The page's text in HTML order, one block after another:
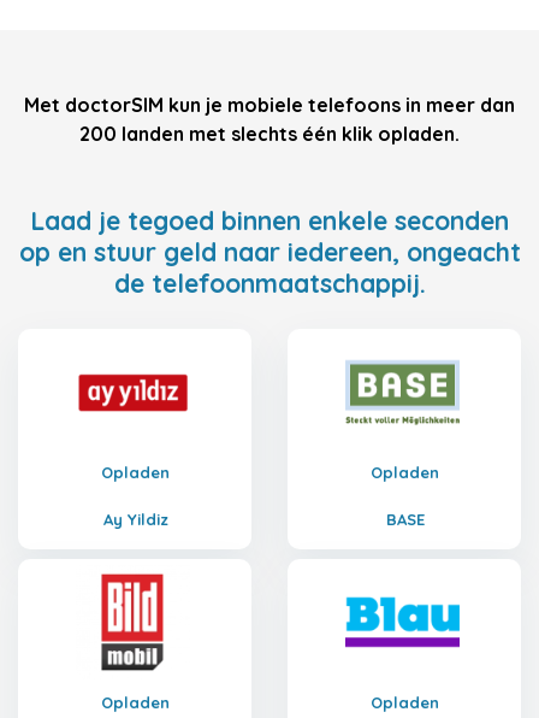
Met doctorSIM kun je mobiele telefoons in meer dan
200 landen met slechts één klik opladen.
Laad je tegoed binnen enkele seconden
op en stuur geld naar iedereen, ongeacht
de telefoonmaatschappij.
Opladen
Ay Yildiz
Opladen
BASE
Opladen Opladen